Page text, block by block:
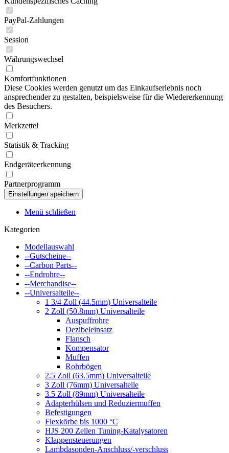
PayPal-Zahlungen
Session
Währungswechsel
Komfortfunktionen
Diese Cookies werden genutzt um das Einkaufserlebnis noch
ansprechender zu gestalten, beispielsweise für die Wiedererkennung
des Besuchers.
Merkzettel
Statistik & Tracking
Endgeräteerkennung
Partnerprogramm
Menü schließen
Kategorien
Modellauswahl
--Gutscheine--
--Carbon Parts--
--Endrohre--
--Merchandise--
--Universalteile--
1 3/4 Zoll (44.5mm) Universalteile
2 Zoll (50.8mm) Universalteile
Auspuffrohre
Dezibeleinsatz
Flansch
Kompensator
Muffen
Rohrbögen
2.5 Zoll (63.5mm) Universalteile
3 Zoll (76mm) Universalteile
3.5 Zoll (89mm) Universalteile
Adapterhülsen und Reduziermuffen
Befestigungen
Flexkörbe bis 1000 °C
HJS 200 Zellen Tuning-Katalysatoren
Klappensteuerungen
Lambdasonden-Anschluss/-verschluss